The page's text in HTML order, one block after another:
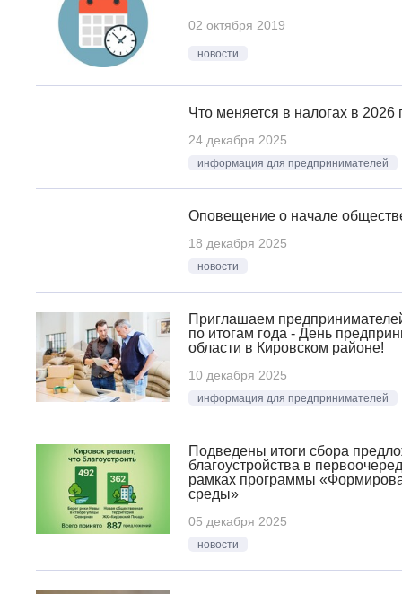
02 октября 2019
новости
Что меняется в налогах в 2026
24 декабря 2025
информация для предпринимателей
Оповещение о начале
18 декабря 2025
новости
Приглашаем
по итогам года - День
области в Кировском районе!
10 декабря 2025
информация для предпринимателей
Подведены итоги сбора
благоустройства в
рамках программы
среды»
05 декабря 2025
новости